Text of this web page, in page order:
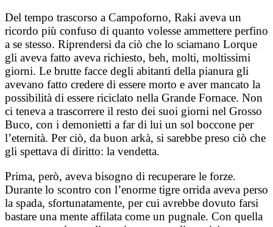
Del tempo trascorso a Campoforno, Raki aveva un
ricordo più confuso di quanto volesse ammettere perfino
a se stesso. Riprendersi da ciò che lo sciamano Lorque
gli aveva fatto aveva richiesto, beh, molti, moltissimi
giorni. Le brutte facce degli abitanti della pianura gli
avevano fatto credere di essere morto e aver mancato la
possibilità di essere riciclato nella Grande Fornace. Non
ci teneva a trascorrere il resto dei suoi giorni nel Grosso
Buco, con i demonietti a far di lui un sol boccone per
l’eternità. Per ciò, da buon arkà, si sarebbe preso ciò che
gli spettava di diritto: la vendetta.
Prima, però, aveva bisogno di recuperare le forze.
Durante lo scontro con l’enorme tigre orrida aveva perso
la spada, sfortunatamente, per cui avrebbe dovuto farsi
bastare una mente affilata come un pugnale. Con quella